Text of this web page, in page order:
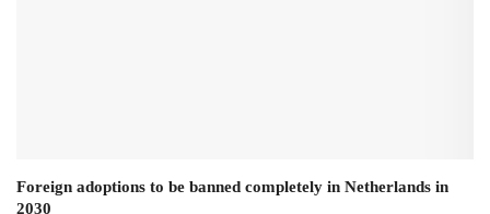
Foreign adoptions to be banned completely in Netherlands in
2030